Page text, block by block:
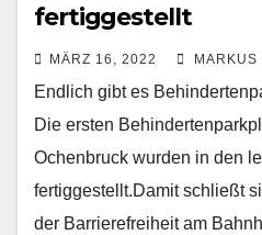
fertiggestellt
MÄRZ 16, 2022 MARKUS
Endlich gibt es
Die ersten
Ochenbruck wurden in den
fertiggestellt.Damit schließt
der Barrierefreiheit am